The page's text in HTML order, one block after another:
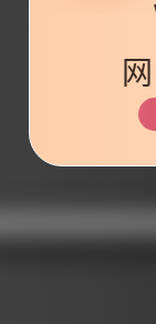
以及布局必须在
，设计者需要考虑
站首页布局进行优
help/website/
验